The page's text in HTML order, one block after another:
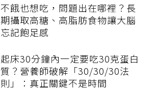
不餓也想吃，問題出在哪裡？長
期攝取高糖、高脂肪食物讓大腦
忘記飽足感
起床30分鐘內一定要吃30克蛋白
質？營養師破解「30/30/30法
則」：真正關鍵不是時間